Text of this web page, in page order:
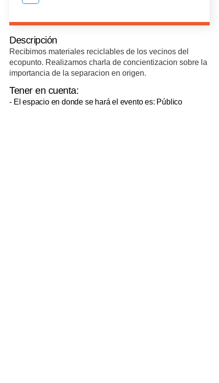
Descripción
Recibimos materiales reciclables de los vecinos del
ecopunto. Realizamos charla de concientizacion sobre la
importancia de la separacion en origen.
Tener en cuenta:
- El espacio en donde se hará el evento es: Público